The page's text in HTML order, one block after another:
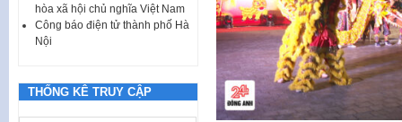
hòa xã hội chủ nghĩa Việt Nam
Công báo điện tử thành phố Hà
Nội
THỐNG KÊ TRUY CẬP